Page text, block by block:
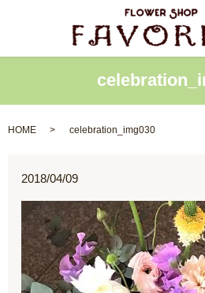
HOME celebration_img030
2018/04/09